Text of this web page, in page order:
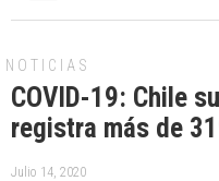
NOTICIAS
COVID-19: Chile
registra más de
Julio 14, 2020